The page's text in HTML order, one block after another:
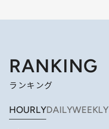
RANKING
ランキング
HOURLYDAILYWEEKLY